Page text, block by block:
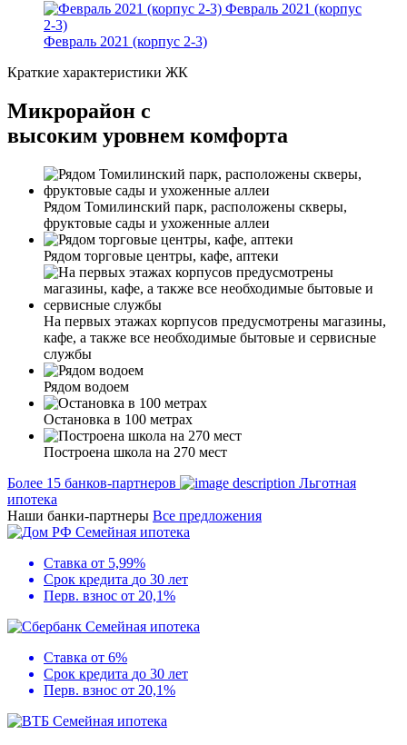
Февраль 2021 (корпус
2-3)
Февраль 2021 (корпус 2-3)
Краткие характеристики ЖК
Микрорайон с
высоким уровнем комфорта
Рядом Томилинский парк, расположены скверы,
фруктовые сады и ухоженные аллеи
Рядом торговые центры, кафе, аптеки
На первых этажах корпусов предусмотрены магазины,
кафе, а также все необходимые бытовые и сервисные
службы
Рядом водоем
Остановка в 100 метрах
Построена школа на 270 мест
Более 15 банков-партнеров
Льготная
ипотека
Наши банки-партнеры Все предложения
Семейная ипотека
Ставка от 5,99%
Срок кредита до 30 лет
Перв. взнос от 20,1%
Семейная ипотека
Ставка от 6%
Срок кредита до 30 лет
Перв. взнос от 20,1%
Семейная ипотека